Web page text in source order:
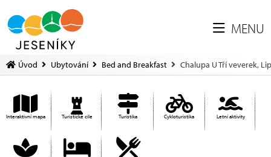
MENU
Úvod Ubytování Bed and Breakfast Chalupa U Tří veverek,
Interaktivní mapa Turistické cíle Turistika Cykloturistika Letní aktivity